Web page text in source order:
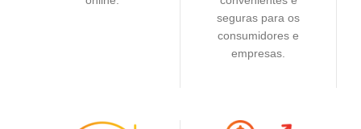
seguras para os
consumidores e
empresas.